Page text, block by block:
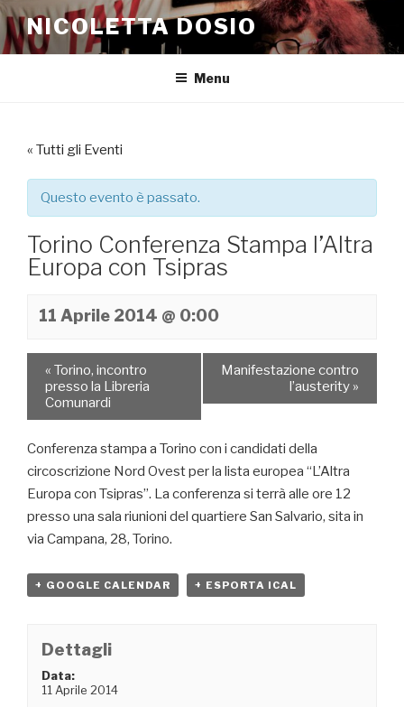
Salta
al
contenuto
NICOLETTA DOSIO
Menu
« Tutti gli Eventi
Questo evento è passato.
Torino Conferenza Stampa l’Altra
Europa con Tsipras
11 Aprile 2014 @ 0:00
« Torino, incontro
presso la Libreria
Comunardi
Manifestazione contro
l’austerity »
Conferenza stampa a Torino con i candidati della
circoscrizione Nord Ovest per la lista europea “L’Altra
Europa con Tsipras”. La conferenza si terrà alle ore 12
presso una sala riunioni del quartiere San Salvario, sita in
via Campana, 28, Torino.
+ GOOGLE CALENDAR + ESPORTA ICAL
Dettagli
Data:
11 Aprile 2014